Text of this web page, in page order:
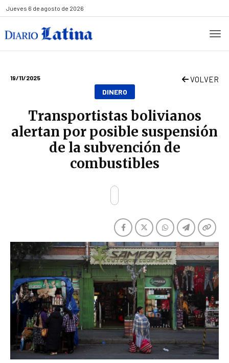
Jueves 6 de agosto de 2026
19/11/2025 VOLVER
DINERO
Transportistas bolivianos
alertan por posible suspensión
de la subvención de
combustibles